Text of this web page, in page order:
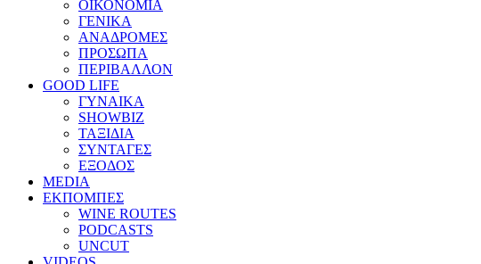
ΟΙΚΟΝΟΜΙΑ
ΓΕΝΙΚΑ
ΑΝΑΔΡΟΜΕΣ
ΠΡΟΣΩΠΑ
ΠΕΡΙΒΑΛΛΟΝ
GOOD LIFE
ΓΥΝΑΙΚΑ
SHOWBIZ
ΤΑΞΙΔΙΑ
ΣΥΝΤΑΓΕΣ
ΕΞΟΔΟΣ
MEDIA
ΕΚΠΟΜΠΕΣ
WINE ROUTES
PODCASTS
UNCUT